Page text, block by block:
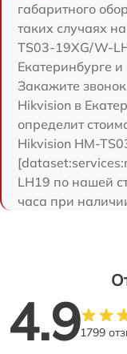
габаритного
таких случаях
TS03-19XG/W-
Екатеринбурге
Закажите
Hikvision в
определит
Hikvision HM-
LH19 по нашей
часа при
4.91799